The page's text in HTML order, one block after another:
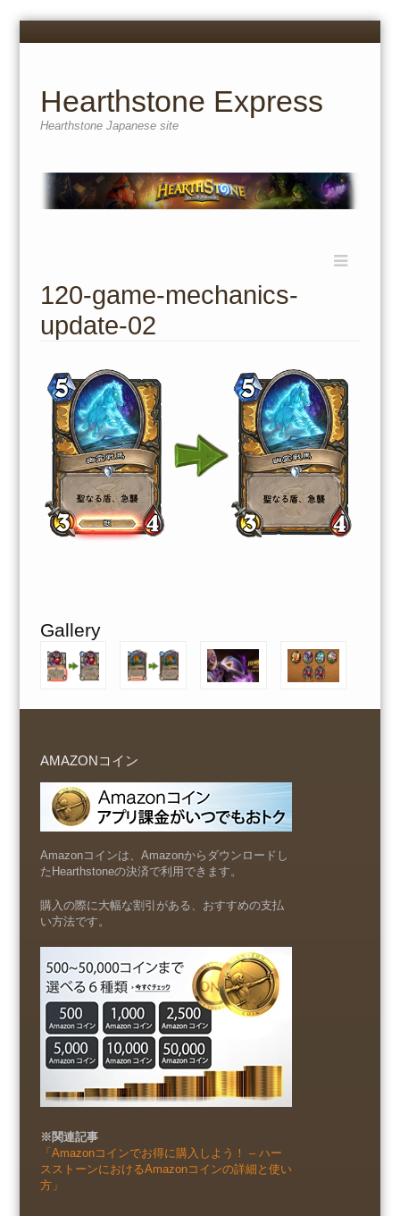
Menu
Hearthstone Express
Hearthstone Japanese site
content
120-game-mechanics-
update-02
Gallery
AMAZONコイン
Amazonコインは、Amazonからダウンロードし
たHearthstoneの決済で利用できます。
購入の際に大幅な割引がある、おすすめの支払
い方法です。
※関連記事
「Amazonコインでお得に購入しよう！ – ハー
スストーンにおけるAmazonコインの詳細と使い
方」